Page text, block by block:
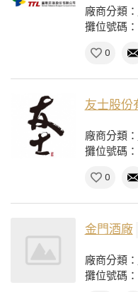
廠商分類：
攤位號碼
0
友士股份
廠商分類：
攤位號碼
0
金門酒廠
廠商分類：
攤位號碼